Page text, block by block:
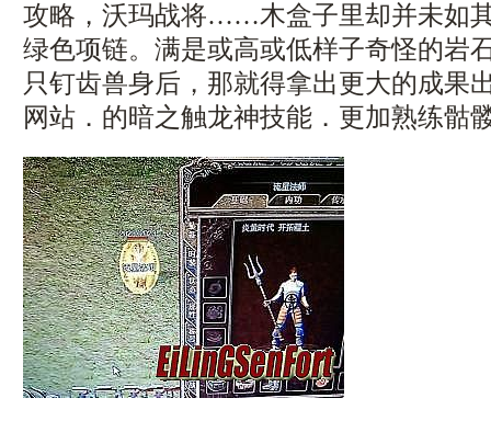
攻略，沃玛战将……木盒子里却并未如
绿色项链。满是或高或低样子奇怪的岩
只钉齿兽身后，那就得拿出更大的成果
网站．的暗之触龙神技能．更加熟练骷